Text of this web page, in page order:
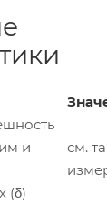
и
(δ)
см.